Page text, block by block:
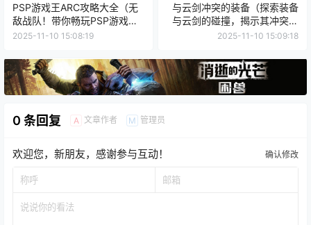
PSP游戏王ARC攻略大全（无
敌战队！带你畅玩PSP游戏王
ARC！）
2025-11-10 15:08:19
与云剑冲突的装备（探索装备
与云剑的碰撞，揭示其冲突原
因和解决之道）
2025-11-10 15:09:18
0 条回复 A 文章作者 M 管理员
欢迎您，新朋友，感谢参与互动！ 确认修改